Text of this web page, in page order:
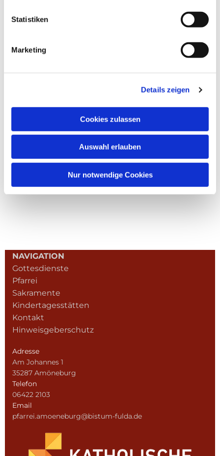
Statistiken
Marketing
Details zeigen
Cookies zulassen
Auswahl erlauben
Nur notwendige Cookies
NAVIGATION
Gottesdienste
Pfarrei
Sakramente
Kindertagesstätten
Kontakt
Hinweisgeberschutz
Adresse
Am Johannes 1
35287 Amöneburg
Telefon
06422 2103
Email
pfarrei.amoeneburg@bistum-fulda.de